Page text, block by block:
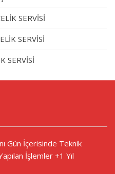
SERVİSİ
SERVİSİ
SERVİSİ
Gün İçerisinde Teknik
İşlemler +1 Yıl